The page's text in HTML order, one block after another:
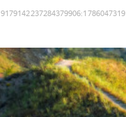
9179142237284379906:1786047319